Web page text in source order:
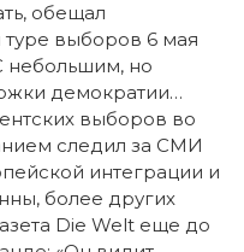
обещал
выборов 6 мая
небольшим, но
демократии…
выборов во
следил за СМИ
интеграции и
более других
Die Welt еще до